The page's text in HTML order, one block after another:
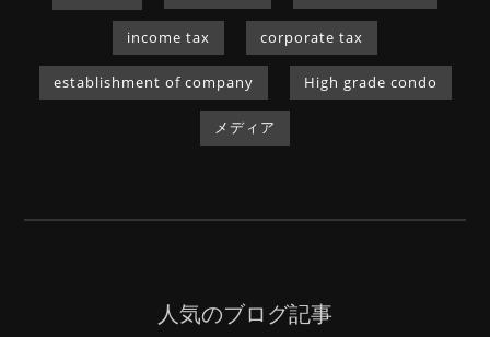
income tax corporate tax
establishment of company High grade condo
メディア
人気のブログ記事